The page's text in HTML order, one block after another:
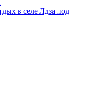
в селе Лдза под